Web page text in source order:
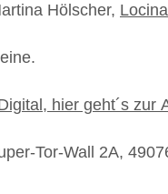
Hölscher,
hier geht´s zur
Tor-Wall 2A,